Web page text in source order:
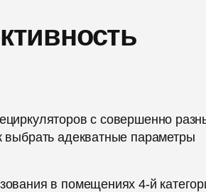
с совершенно
выбрать адекватные параметры
в помещениях 4-й